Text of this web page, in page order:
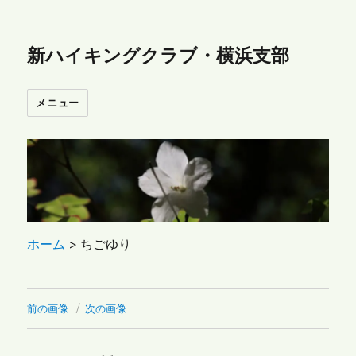
新ハイキングクラブ・横浜支部
メニュー
ホーム > ちごゆり
前の画像 次の画像